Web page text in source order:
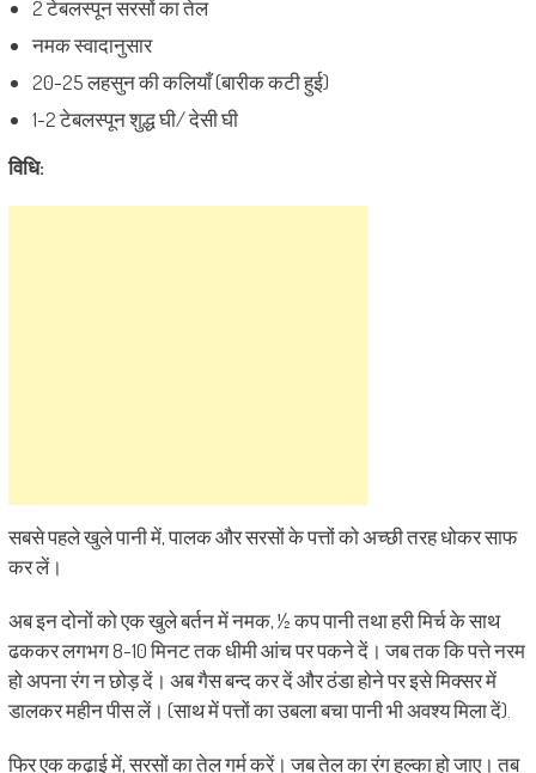
2 टेबलस्पून सरसों का तेल
नमक स्वादानुसार
20-25 लहसुन की कलियाँ (बारीक कटी हुई)
1-2 टेबलस्पून शुद्ध घी/ देसी घी
विधि:
सबसे पहले खुले पानी में, पालक और सरसों के पत्तों को अच्छी तरह धोकर साफ
कर लें।
अब इन दोनों को एक खुले बर्तन में नमक, ½ कप पानी तथा हरी मिर्च के साथ
ढककर लगभग 8-10 मिनट तक धीमी आंच पर पकने दें। जब तक कि पत्ते नरम
हो अपना रंग न छोड़ दें। अब गैस बन्द कर दें और ठंडा होने पर इसे मिक्सर में
डालकर महीन पीस लें। (साथ में पत्तों का उबला बचा पानी भी अवश्य मिला दें).
फिर एक कढ़ाई में, सरसों का तेल गर्म करें। जब तेल का रंग हल्का हो जाए। तब